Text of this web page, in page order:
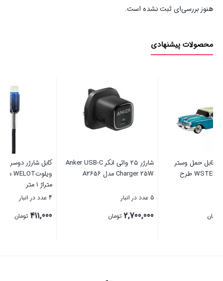
هنوز بررسی‌ای ثبت نشده است.
محصولات پیشنهادی
شارژر ۲۵ واتی انکر Anker USB-C
Charger 25W مدل A2656
2,700,000
کابل شارژر دوسر تایپ سی TYPE C
ویلوتWELOT مدل W-DC11cc